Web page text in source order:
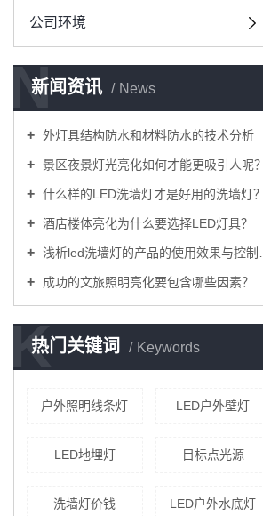
公司环境
新闻资讯 News
N
外灯具结构防水和材料防水的技术分析
景区夜景灯光亮化如何才能更吸引人呢？
什么样的LED洗墙灯才是好用的洗墙灯？
酒店楼体亮化为什么要选择LED灯具？
浅析led洗墙灯的产品的使用效果与控制方式
成功的文旅照明亮化要包含哪些因素？
热门关键词 Keywords
K
户外照明线条灯 LED户外壁灯
LED地埋灯 目标点光源
洗墙灯价钱 LED户外水底灯